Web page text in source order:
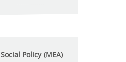
Social Policy (MEA)